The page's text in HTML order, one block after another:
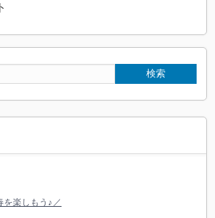
を楽しもう♪／